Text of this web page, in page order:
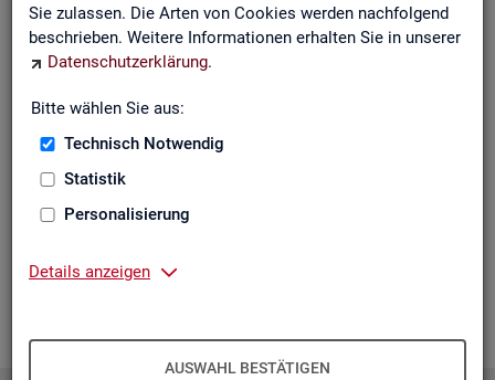
Sie zulassen. Die Arten von Cookies werden nachfolgend
beschrieben. Weitere Informationen erhalten Sie in unserer
Datenschutzerklärung.
Bitte wählen Sie aus:
Technisch Notwendig
Statistik
Personalisierung
Details anzeigen
AUSWAHL BESTÄTIGEN
Mit dem mo­nat­li­chen News­let­ter in­for­mie­ren wir Sie über
ver­schie­de­ne The­men und ak­tu­el­le Ent­wick­lun­gen.
ak­tu­el­le Be­rich­te, wie z. B. den Mo­nats­be­richt und den BA-
neue Ver­öf­fent­li­chun­gen,
Son­der­be­rich­te,
an­de­re Neu­ig­kei­ten aus der Sta­tis­tik.
Die­ser Ser­vice ist selbst­ver­ständ­lich kos­ten­los.